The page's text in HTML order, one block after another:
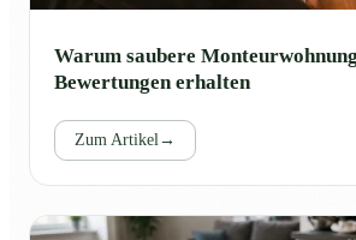
Warum saubere
Bewertungen erhalten
Zum Artikel→